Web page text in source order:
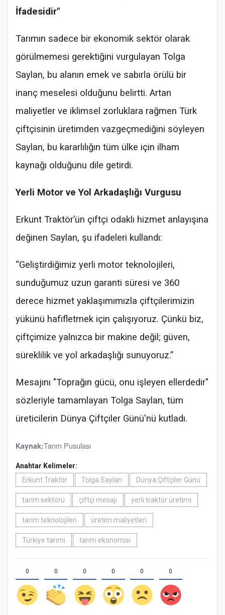
İfadesidir"
Tarımın sadece bir ekonomik sektör olarak
görülmemesi gerektiğini vurgulayan Tolga
Saylan, bu alanın emek ve sabırla örülü bir
inanç meselesi olduğunu belirtti. Artan
maliyetler ve iklimsel zorluklara rağmen Türk
çiftçisinin üretimden vazgeçmediğini söyleyen
Saylan, bu kararlılığın tüm ülke için ilham
kaynağı olduğunu dile getirdi.
Yerli Motor ve Yol Arkadaşlığı Vurgusu
Erkunt Traktör’ün çiftçi odaklı hizmet anlayışına
değinen Saylan, şu ifadeleri kullandı:
“Geliştirdiğimiz yerli motor teknolojileri,
sunduğumuz uzun garanti süresi ve 360
derece hizmet yaklaşımımızla çiftçilerimizin
yükünü hafifletmek için çalışıyoruz. Çünkü biz,
çiftçimize yalnızca bir makine değil; güven,
süreklilik ve yol arkadaşlığı sunuyoruz.”
Mesajını "Toprağın gücü, onu işleyen ellerdedir"
sözleriyle tamamlayan Tolga Saylan, tüm
üreticilerin Dünya Çiftçiler Günü'nü kutladı.
Kaynak:Tarım Pusulası
Anahtar Kelimeler:
Erkunt Traktör
Tolga Saylan Dünya Çiftçiler Günü
tarım sektörü çiftçi mesajı yerli traktör üretimi
tarım teknolojileri üretim maliyetleri
Türkiye tarımı tarım ekonomisi
0 0 0 0 0 0